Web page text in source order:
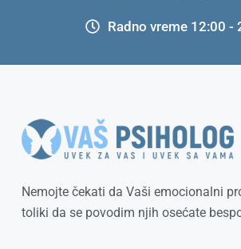
Radno vreme 12:00 -
Nemojte čekati da Vaši emocionalni
toliki da se povodim njih osećate